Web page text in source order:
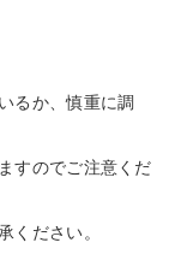
るか、慎重に調
すのでご注意くだ
ください。